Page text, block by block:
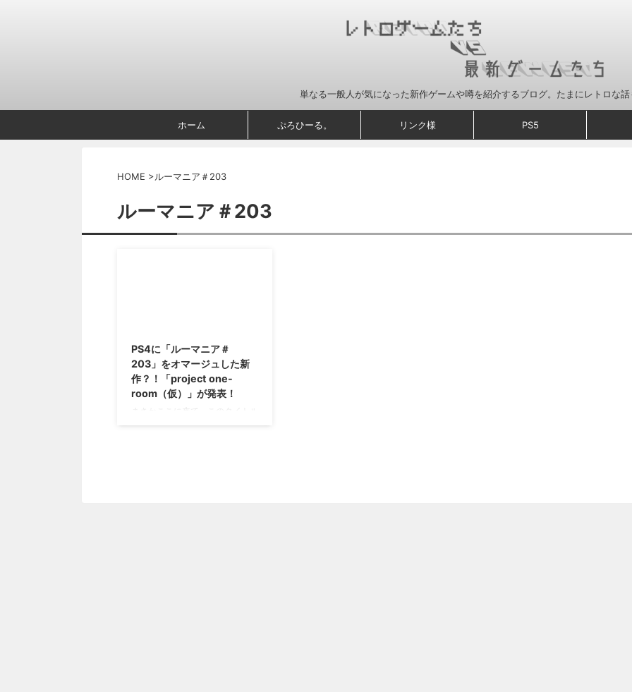
単なる一般人が気になった新作ゲームや噂を紹介するブログ。たまにレトロな話
ホーム ぷろひーる。 リンク様 PS5
HOME >ルーマニア＃203
ルーマニア＃203
PS4に「ルーマニア＃
203」をオマージュした新
作？！「project one-
room（仮）」が発表！
まさかここに来て、このタイトル